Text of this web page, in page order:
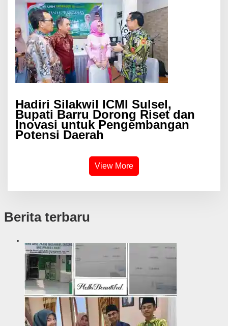
Hadiri Silakwil ICMI Sulsel,
Bupati Barru Dorong Riset dan
Inovasi untuk Pengembangan
Potensi Daerah
View More
Berita terbaru